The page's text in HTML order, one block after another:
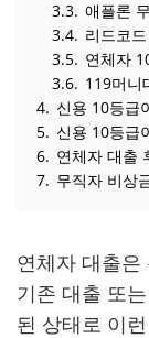
3.3. 애플론
3.4. 리드코
3.5. 연체자
3.6. 119머니
4. 신용 10등급
5. 신용 10등급
6. 연체자 대출
7. 무직자 비상
연체자 대출
기존 대출 또
된 상태로 이